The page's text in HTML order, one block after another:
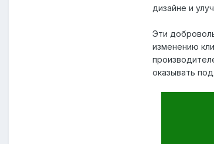
дизайне и
Эти
изменению
оказывать